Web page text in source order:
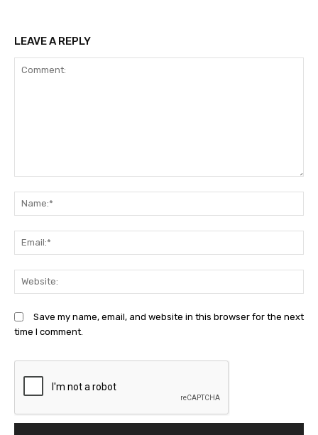
LEAVE A REPLY
Save my name, email, and website in this browser for the next
time I comment.